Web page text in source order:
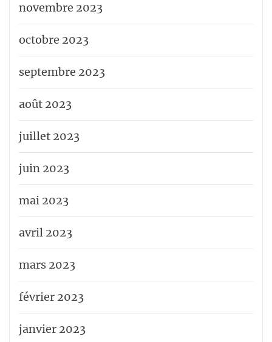
novembre 2023
octobre 2023
septembre 2023
août 2023
juillet 2023
juin 2023
mai 2023
avril 2023
mars 2023
février 2023
janvier 2023